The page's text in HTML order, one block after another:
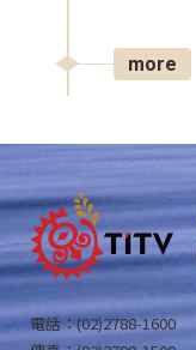
more
電話：(02)2788-1600